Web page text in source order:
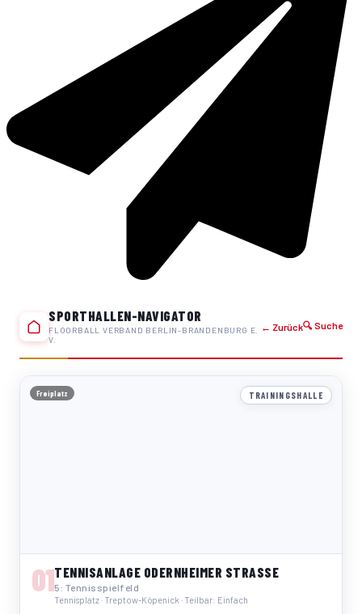
SPORTHALLEN-NAVIGATOR
FLOORBALL VERBAND BERLIN-BRANDENBURG E.
V.
← Zurück🔍 Suche
TRAININGSHALLE
Freiplatz
01TENNISANLAGE ODERNHEIMER STRASSE
5: Tennisspielfeld
Tennisplatz · Treptow-Köpenick · Teilbar: Einfach